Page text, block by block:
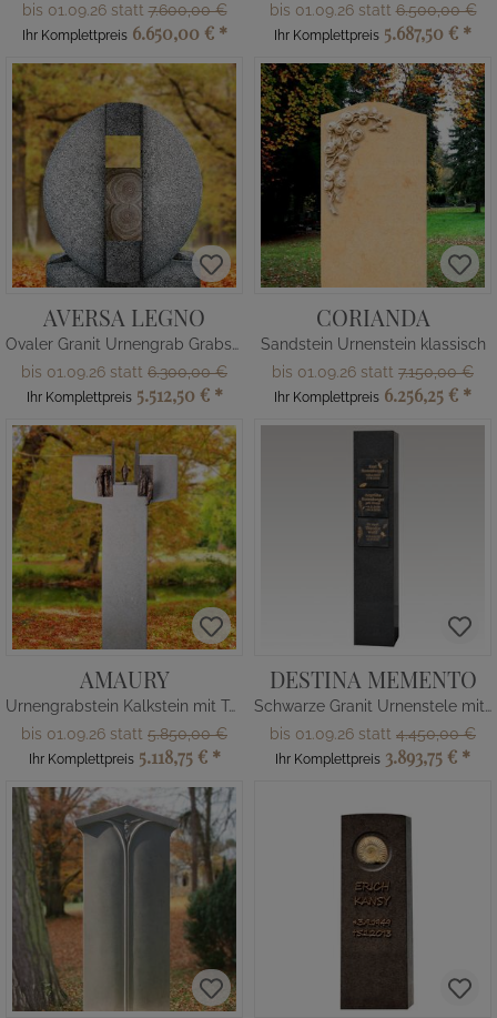
bis 01.09.26 statt7.600,00 €
Ihr Komplettpreis 6.650,00 € *
bis 01.09.26 statt6.500,00 €
Ihr Komplettpreis 5.687,50 € *
AVERSA LEGNO
Ovaler Granit Urnengrab Grabstein mit Holz
bis 01.09.26 statt 6.300,00 €
Ihr Komplettpreis 5.512,50 € *
CORIANDA
Sandstein Urnenstein klassisch
bis 01.09.26 statt 7.150,00 €
Ihr Komplettpreis 6.256,25 € *
AMAURY
Urnengrabstein Kalkstein mit Tor & Menschen
bis 01.09.26 statt 5.850,00 €
Ihr Komplettpreis 5.118,75 € *
DESTINA MEMENTO
Schwarze Granit Urnenstele mit Bronze Tafeln
bis 01.09.26 statt 4.450,00 €
Ihr Komplettpreis 3.893,75 € *